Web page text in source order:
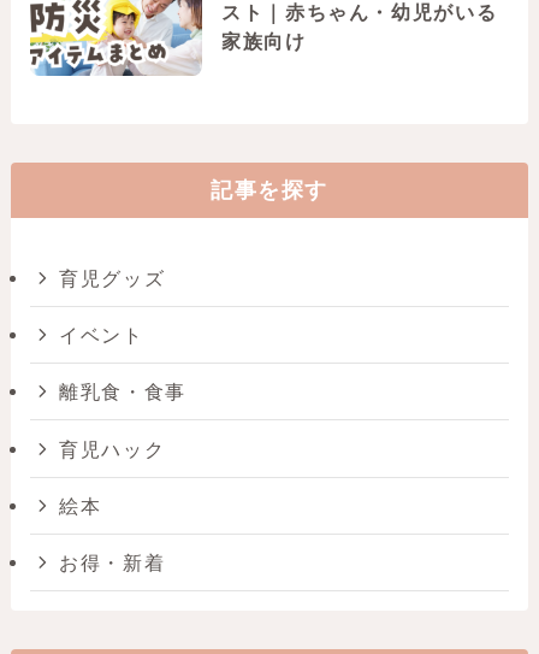
スト｜赤ちゃん・幼児がいる
家族向け
記事を探す
育児グッズ
イベント
離乳食・食事
育児ハック
絵本
お得・新着